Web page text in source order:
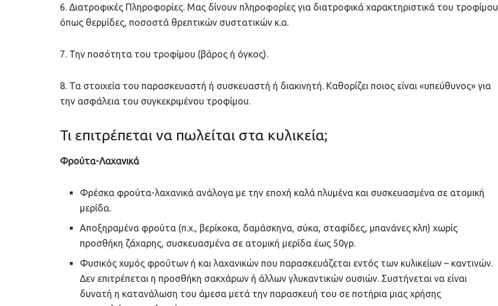
6. Διατροφικές Πληροφορίες. Μας δίνουν πληροφορίες για διατροφικά χαρακτηριστικά του τροφίμου
όπως θερμίδες, ποσοστά θρεπτικών συστατικών κ.α.
7. Την ποσότητα του τροφίμου (βάρος ή όγκος).
8. Τα στοιχεία του παρασκευαστή ή συσκευαστή ή διακινητή. Καθορίζει ποιος είναι «υπεύθυνος» για
την ασφάλεια του συγκεκριμένου τροφίμου.
Τι επιτρέπεται να πωλείται στα κυλικεία;
Φρούτα-Λαχανικά
Φρέσκα φρούτα-λαχανικά ανάλογα με την εποχή καλά πλυμένα και συσκευασμένα σε ατομική
μερίδα.
Αποξηραμένα φρούτα (π.χ., βερίκοκα, δαμάσκηνα, σύκα, σταφίδες, μπανάνες κλπ) χωρίς
προσθήκη ζάχαρης, συσκευασμένα σε ατομική μερίδα έως 50γρ.
Φυσικός χυμός φρούτων ή και λαχανικών που παρασκευάζεται εντός των κυλικείων – καντινών.
Δεν επιτρέπεται η προσθήκη σακχάρων ή άλλων γλυκαντικών ουσιών. Συστήνεται να είναι
δυνατή η κατανάλωση του άμεσα μετά την παρασκευή του σε ποτήρια μιας χρήσης